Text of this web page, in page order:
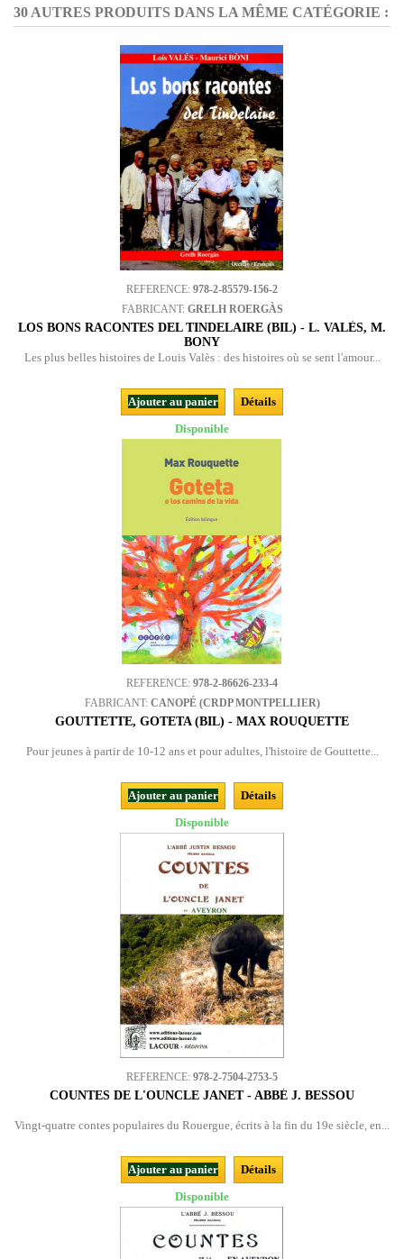
30 AUTRES PRODUITS DANS LA MÊME CATÉGORIE :
REFERENCE: 978-2-85579-156-2
FABRICANT: GRELH ROERGÀS
LOS BONS RACONTES DEL TINDELAIRE (BIL) - L. VALÈS, M.
BONY
Les plus belles histoires de Louis Valès : des histoires où se sent l'amour...
Ajouter au panier
Détails
Disponible
REFERENCE: 978-2-86626-233-4
FABRICANT: CANOPÉ (CRDP MONTPELLIER)
GOUTTETTE, GOTETA (BIL) - MAX ROUQUETTE
Pour jeunes à partir de 10-12 ans et pour adultes, l'histoire de Gouttette...
Ajouter au panier
Détails
Disponible
REFERENCE: 978-2-7504-2753-5
COUNTES DE L'OUNCLE JANET - ABBÉ J. BESSOU
Vingt-quatre contes populaires du Rouergue, écrits à la fin du 19e siècle, en...
Ajouter au panier
Détails
Disponible